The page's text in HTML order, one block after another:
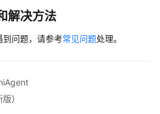
解决方法
问题，请参考常见问题处理。
）